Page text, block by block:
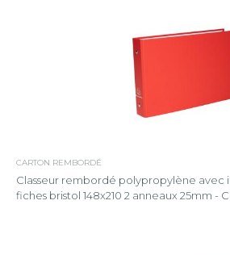
CARTON REMBORDÉ
Classeur rembordé polypropylène avec
fiches bristol 148x210 2 anneaux 25mm -